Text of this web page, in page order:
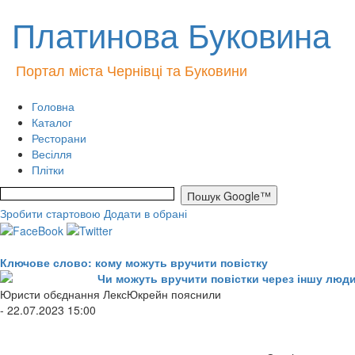
Платинова Буковина
Портал міста Чернівці та Буковини
Головна
Каталог
Ресторани
Весілля
Плітки
Зробити стартовою Додати в обрані
Ключове слово: кому можуть вручити повістку
Чи можуть вручити повістки через іншу
Юристи обєднання ЛексЮкрейн пояснили
- 22.07.2023 15:00